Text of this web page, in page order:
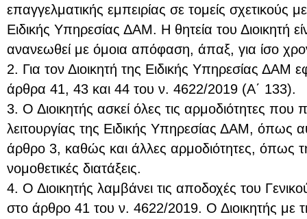
επαγγελματικής εμπειρίας σε τομείς σχετικούς
Ειδικής Υπηρεσίας ΔΑΜ. Η θητεία του Διοικητή
ανανεωθεί με όμοια απόφαση, άπαξ, για ίσο
2. Για τον Διοικητή της Ειδικής Υπηρεσίας ΔΑΜ
άρθρα 41, 43 και 44 του ν. 4622/2019 (Α΄ 133).
3. Ο Διοικητής ασκεί όλες τις αρμοδιότητες που
λειτουργίας της Ειδικής Υπηρεσίας ΔΑΜ, όπως
άρθρο 3, καθώς και άλλες αρμοδιότητες, όπως
νομοθετικές διατάξεις.
4. Ο Διοικητής λαμβάνει τις αποδοχές του
στο άρθρο 41 του ν. 4622/2019. Ο Διοικητής με